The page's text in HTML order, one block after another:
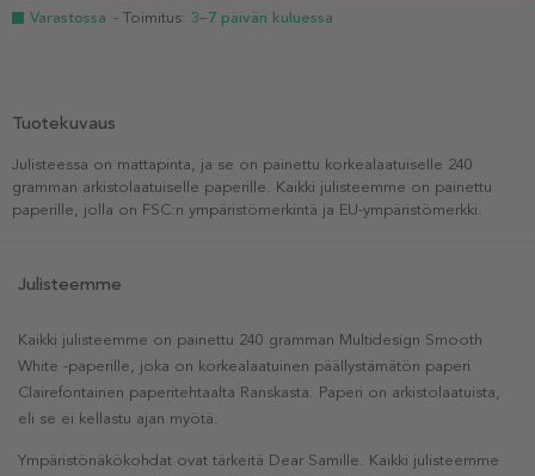
Varastossa - Toimitus: 3–7 päivän kuluessa
Tuotekuvaus
Julisteessa on mattapinta, ja se on painettu korkealaatuiselle 240
gramman arkistolaatuiselle paperille. Kaikki julisteemme on painettu
paperille, jolla on FSC:n ympäristömerkintä ja EU-ympäristömerkki.
Julisteemme
Kaikki julisteemme on painettu 240 gramman Multidesign Smooth
White -paperille, joka on korkealaatuinen päällystämätön paperi
Clairefontainen paperitehtaalta Ranskasta. Paperi on arkistolaatuista,
eli se ei kellastu ajan myötä.
Ympäristönäkökohdat ovat tärkeitä Dear Samille. Kaikki julisteemme